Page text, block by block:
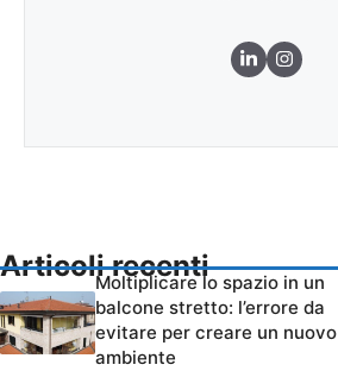
Articoli recenti
Moltiplicare lo spazio in un
balcone stretto: l’errore da
evitare per creare un nuovo
ambiente